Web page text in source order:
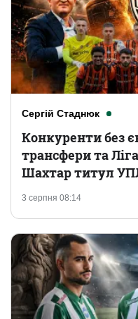
Сергій Стаднюк
3 серпня 08:14
Конкуренти без
трансфери та
Шахтар титул